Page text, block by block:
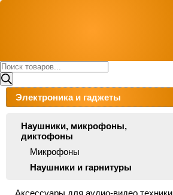
Поиск
товаров
Электроника и гаджеты
Наушники, микрофоны,
диктофоны
Микрофоны
Наушники и гарнитуры
Аксессуары для аудио-видео техники